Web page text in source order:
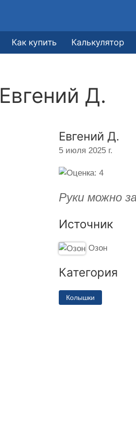
Как купить Калькулятор
Евгений Д.
Евгений Д.
5 июля 2025 г.
Руки можно
Источник
Озон
Категория
Колышки